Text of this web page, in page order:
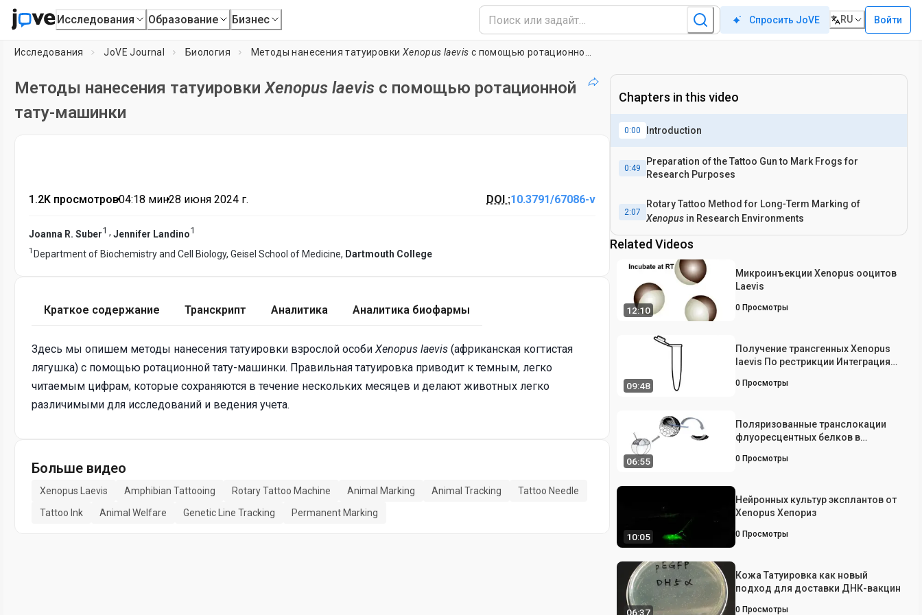
Исследования Образование Бизнес Спросить JoVE RU Войти
Исследования JoVE Journal Биология Методы нанесения татуировки Xenopus laevis с помощью ротационной тату-машинки
Методы нанесения татуировкиXenopus laevis с помощью ротационной
тату-машинки
1.2K просмотров•04:18 мин•28 июня 2024 г. DOI :10.3791/67086-v
Joanna R. Suber1 , Jennifer Landino1
1 Department of Biochemistry and Cell Biology, Geisel School of Medicine, Dartmouth College
Краткое содержание Транскрипт Аналитика Аналитика биофармы
Здесь мы опишем методы нанесения татуировки взрослой особи Xenopus laevis (африканская когтистая
лягушка) с помощью ротационной тату-машинки. Правильная татуировка приводит к темным, легко
читаемым цифрам, которые сохраняются в течение нескольких месяцев и делают животных легко
различимыми для исследований и ведения учета.
Больше видео
Xenopus Laevis Amphibian Tattooing Rotary Tattoo Machine Animal Marking Animal Tracking
Tattoo Needle
Tattoo Ink
Animal Welfare Genetic Line Tracking Permanent Marking
Chapters in this video
0:00 Introduction
0:49
Preparation of the Tattoo Gun to Mark Frogs for
Research Purposes
2:07
Rotary Tattoo Method for Long‐Term Marking of
Xenopus in Research Environments
Related Videos
12:10
Микроинъекции Xenopus ооцитов
Laevis
0 Просмотры
09:48
Получение трансгенных Xenopus
laevis По рестрикции Интеграция
трансплантации
0 Просмотры
06:55
Поляризованные транслокации
флуоресцентных белков в
сигнализации
0 Просмотры
10:05
Нейронных культур эксплантов от
Xenopus Хепориз
0 Просмотры
06:37
Кожа Татуировка как новый
подход для доставки ДНК-вакцин
0 Просмотры